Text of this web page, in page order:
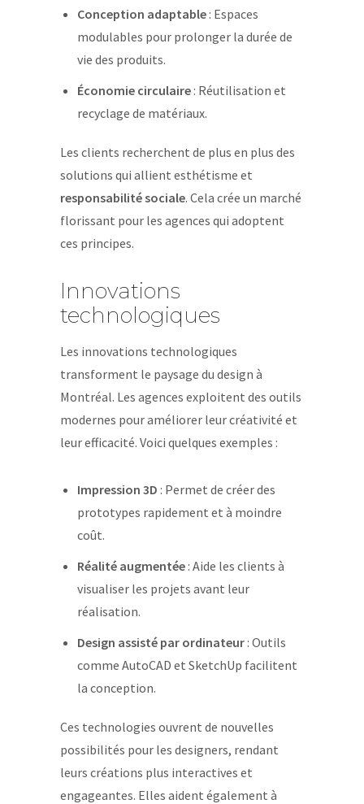
Conception adaptable: Espaces
modulables pour prolonger la durée de
vie des produits.
Économie circulaire: Réutilisation et
recyclage de matériaux.
Les clients recherchent de plus en plus des
solutions qui allient esthétisme et
responsabilité sociale. Cela crée un marché
florissant pour les agences qui adoptent
ces principes.
Innovations
technologiques
Les innovations technologiques
transforment le paysage du design à
Montréal. Les agences exploitent des outils
modernes pour améliorer leur créativité et
leur efficacité. Voici quelques exemples :
Impression 3D : Permet de créer des
prototypes rapidement et à moindre
coût.
Réalité augmentée: Aide les clients à
visualiser les projets avant leur
réalisation.
Design assisté par ordinateur: Outils
comme AutoCAD et SketchUp facilitent
la conception.
Ces technologies ouvrent de nouvelles
possibilités pour les designers, rendant
leurs créations plus interactives et
engageantes. Elles aident également à